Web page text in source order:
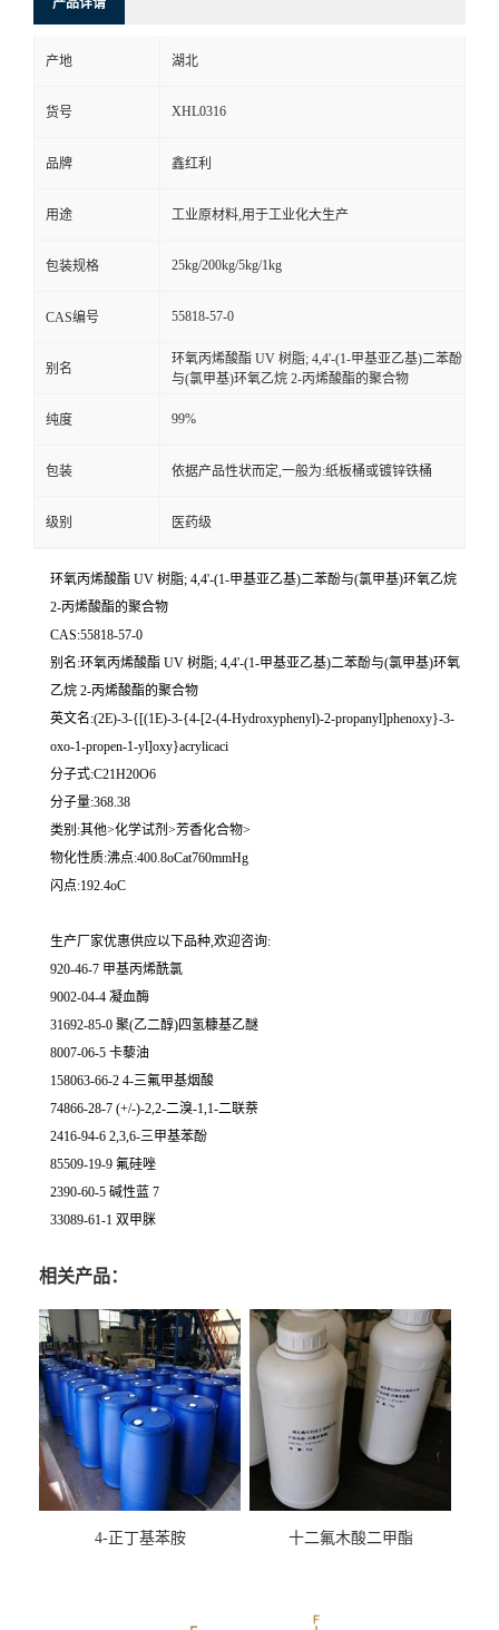
产品详请
产地 湖北
货号 XHL0316
品牌 鑫红利
用途 工业原材料,用于工业化大生产
包装规格 25kg/200kg/5kg/1kg
CAS编号 55818-57-0
别名
环氧丙烯酸酯 UV 树脂; 4,4'-(1-甲基亚乙基)二苯酚
与(氯甲基)环氧乙烷 2-丙烯酸酯的聚合物
纯度 99%
包装 依据产品性状而定,一般为:纸板桶或镀锌铁桶
级别 医药级
环氧丙烯酸酯 UV 树脂; 4,4'-(1-甲基亚乙基)二苯酚与(氯甲基)环氧乙烷
2-丙烯酸酯的聚合物
CAS:55818-57-0
别名:环氧丙烯酸酯 UV 树脂; 4,4'-(1-甲基亚乙基)二苯酚与(氯甲基)环氧
乙烷 2-丙烯酸酯的聚合物
英文名:(2E)-3-{[(1E)-3-{4-[2-(4-Hydroxyphenyl)-2-propanyl]phenoxy}-3-
oxo-1-propen-1-yl]oxy}acrylicaci
分子式:C21H20O6
分子量:368.38
类别:其他>化学试剂>芳香化合物>
物化性质:沸点:400.8oCat760mmHg
闪点:192.4oC
生产厂家优惠供应以下品种,欢迎咨询:
920-46-7 甲基丙烯酰氯
9002-04-4 凝血酶
31692-85-0 聚(乙二醇)四氢糠基乙醚
8007-06-5 卡藜油
158063-66-2 4-三氟甲基烟酸
74866-28-7 (+/-)-2,2-二溴-1,1-二联萘
2416-94-6 2,3,6-三甲基苯酚
85509-19-9 氟硅唑
2390-60-5 碱性蓝 7
33089-61-1 双甲脒
相关产品：
4-正丁基苯胺 十二氟木酸二甲酯